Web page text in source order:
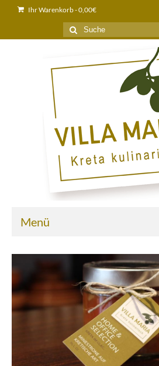
Ihr Warenkorb-0,00€
Suche
nach:
Menü
Home
Über uns
Partnerfirmen
Zakros